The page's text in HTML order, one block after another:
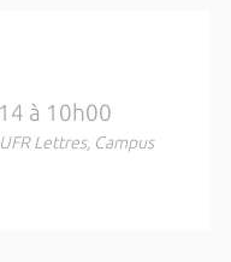
à 10h00
Lettres, Campus